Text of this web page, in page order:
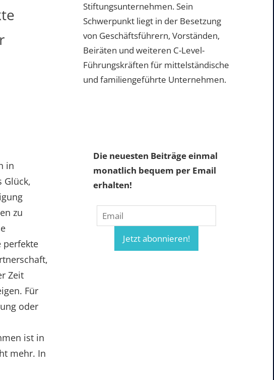
in
Glück,
zu
perfekte
Zeit
Für
oder
ist in
mehr. In
Stiftungsunternehmen. Sein
Schwerpunkt liegt in der Besetzung
von Geschäftsführern, Vorständen,
Beiräten und weiteren C-Level-
Führungskräften für mittelständische
und familiengeführte Unternehmen.
Die neuesten Beiträge einmal
monatlich bequem per Email
erhalten!